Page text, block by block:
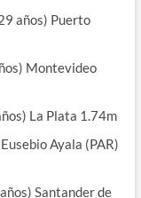
años) Puerto
Montevideo
La Plata 1.74m
Ayala (PAR)
Santander de